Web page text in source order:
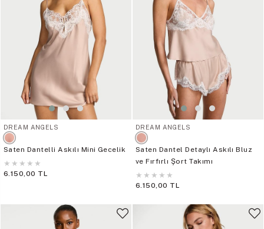
DREAM ANGELS
Saten Dantelli Askılı Mini Gecelik
★ ★ ★ ★ ★
6.150,00 TL
DREAM ANGELS
Saten Dantel Detaylı Askılı Bluz
ve Fırfırlı Şort Takımı
★ ★ ★ ★ ★
6.150,00 TL